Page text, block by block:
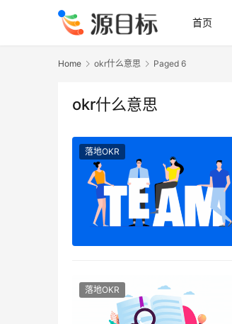
首页
Home okr什么意思 Paged 6
okr什么意思
落地OKR
落地OKR